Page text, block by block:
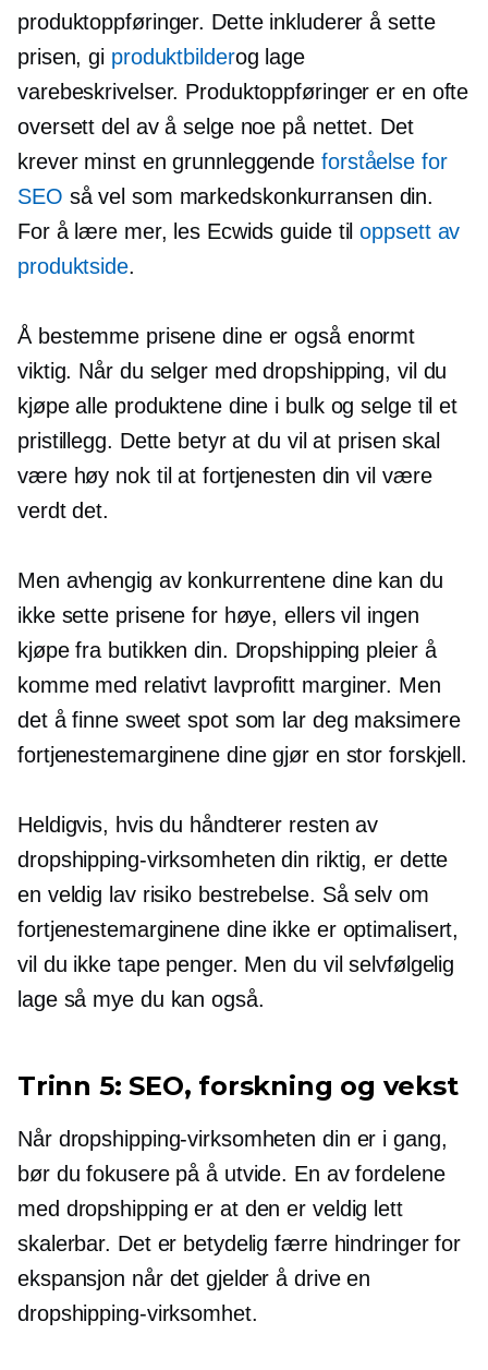
produktoppføringer. Dette inkluderer å sette
prisen, gi produktbilderog lage
varebeskrivelser. Produktoppføringer er en ofte
oversett del av å selge noe på nettet. Det
krever minst en grunnleggende forståelse for
SEO så vel som markedskonkurransen din.
For å lære mer, les Ecwids guide tiloppsett av
produktside.
Å bestemme prisene dine er også enormt
viktig. Når du selger med dropshipping, vil du
kjøpe alle produktene dine i bulk og selge til et
pristillegg. Dette betyr at du vil at prisen skal
være høy nok til at fortjenesten din vil være
verdt det.
Men avhengig av konkurrentene dine kan du
ikke sette prisene for høye, ellers vil ingen
kjøpe fra butikken din. Dropshipping pleier å
komme med relativt lavprofitt marginer. Men
det å finne sweet spot som lar deg maksimere
fortjenestemarginene dine gjør en stor forskjell.
Heldigvis, hvis du håndterer resten av
dropshipping-virksomheten din riktig, er dette
en veldig lav risiko bestrebelse. Så selv om
fortjenestemarginene dine ikke er optimalisert,
vil du ikke tape penger. Men du vil selvfølgelig
lage så mye du kan også.
Trinn 5: SEO, forskning og vekst
Når dropshipping-virksomheten din er i gang,
bør du fokusere på å utvide. En av fordelene
med dropshipping er at den er veldig lett
skalerbar. Det er betydelig færre hindringer for
ekspansjon når det gjelder å drive en
dropshipping-virksomhet.